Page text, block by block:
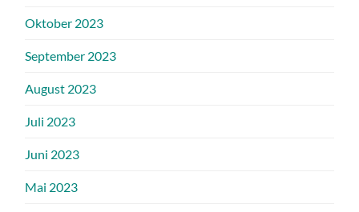
Oktober 2023
September 2023
August 2023
Juli 2023
Juni 2023
Mai 2023